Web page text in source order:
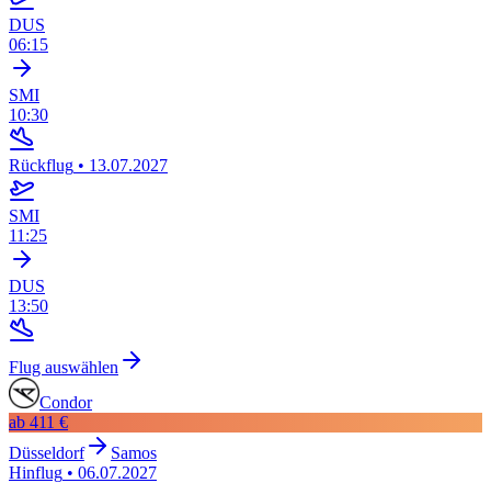
DUS
06:15
SMI
10:30
Rückflug • 13.07.2027
SMI
11:25
DUS
13:50
Flug auswählen
Condor
ab 411 €
Düsseldorf
Samos
Hinflug • 06.07.2027